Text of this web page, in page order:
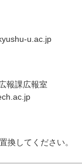
u.ac.jp
報課広報室
換してください。